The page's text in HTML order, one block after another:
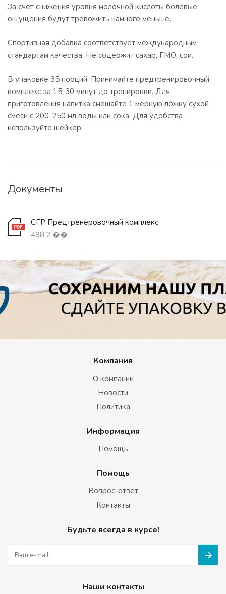
За счет снижения уровня молочной кислоты болевые
ощущения будут тревожить намного меньше.
Спортивная добавка соответствует международным
стандартам качества. Не содержит сахар, ГМО, сои.
В упаковке 35 порций. Принимайте предтренировочный
комплекс за 15-30 минут до тренировки. Для
приготовления напитка смешайте 1 мерную ложку сухой
смеси с 200-250 мл воды или сока. Для удобства
используйте шейкер.
Документы
СГР Предтренеровочный комплекс
498,2 ��
Компания
О компании
Новости
Политика
Информация
Помощь
Помощь
Вопрос-ответ
Контакты
Будьте всегда в курсе!
Наши контакты